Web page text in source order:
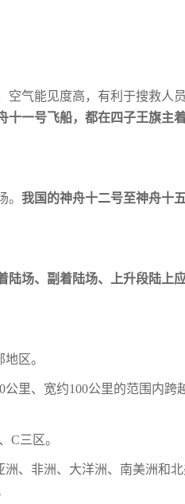
空气能见度高，有利于搜救人
十一号飞船，都在四子王旗主
我国的神舟十二号至神舟十
陆场、副着陆场、上升段陆上
区。
公里、宽约100公里的范围内跨
C三区。
洲、非洲、大洋洲、南美洲和